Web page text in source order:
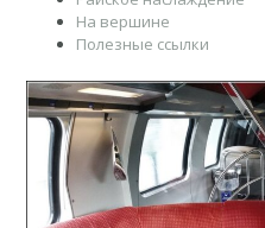
На вершине
Полезные ссылки